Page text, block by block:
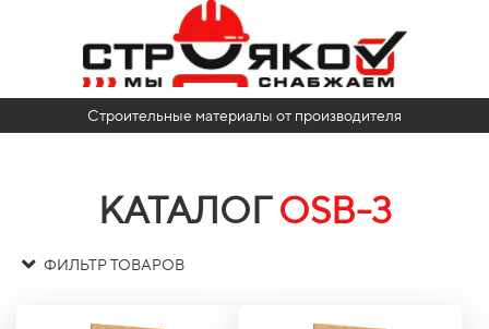
Строительные материалы от производителя
КАТАЛОГ OSB-3
ФИЛЬТР ТОВАРОВ